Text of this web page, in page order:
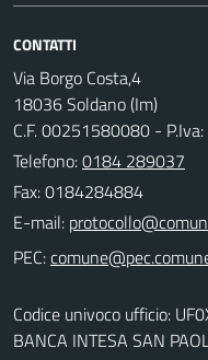
CONTATTI
Via Borgo Costa,4
18036 Soldano (Im)
C.F. 00251580080 -
Telefono:0184 289037
Fax: 0184284884
E-mail:
PEC:
Codice univoco ufficio:
BANCA INTESA SAN